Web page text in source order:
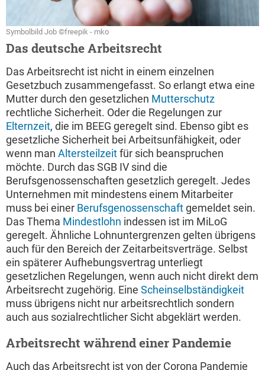
Symbolbild Job ©freepik - mko
Das deutsche Arbeitsrecht
Das Arbeitsrecht ist nicht in einem einzelnen
Gesetzbuch zusammengefasst. So erlangt etwa eine
Mutter durch den gesetzlichen Mutterschutz
rechtliche Sicherheit. Oder die Regelungen zur
Elternzeit, die im BEEG geregelt sind. Ebenso gibt es
gesetzliche Sicherheit bei Arbeitsunfähigkeit, oder
wenn man Altersteilzeitfür sich beanspruchen
möchte. Durch das SGB IV sind die
Berufsgenossenschaften gesetzlich geregelt. Jedes
Unternehmen mit mindestens einem Mitarbeiter
muss bei einer Berufsgenossenschaftgemeldet sein.
Das Thema Mindestlohn indessen ist im MiLoG
geregelt. Ähnliche Lohnuntergrenzen gelten übrigens
auch für den Bereich der Zeitarbeitsverträge. Selbst
ein späterer Aufhebungsvertrag unterliegt
gesetzlichen Regelungen, wenn auch nicht direkt dem
Arbeitsrecht zugehörig. Eine Scheinselbständigkeit
muss übrigens nicht nur arbeitsrechtlich sondern
auch aus sozialrechtlicher Sicht abgeklärt werden.
Arbeitsrecht während einer Pandemie
Auch das Arbeitsrecht ist von der Corona Pandemie